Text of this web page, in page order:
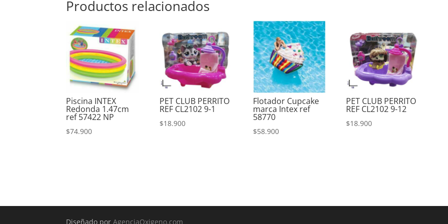
Productos relacionados
Piscina INTEX
Redonda 1.47cm
ref 57422 NP
$74.900
PET CLUB PERRITO
REF CL2102 9-1
$18.900
Flotador Cupcake
marca Intex ref
58770
$58.900
PET CLUB PERRITO
REF CL2102 9-12
$18.900
Diseñado por AgenciaOxigeno.com